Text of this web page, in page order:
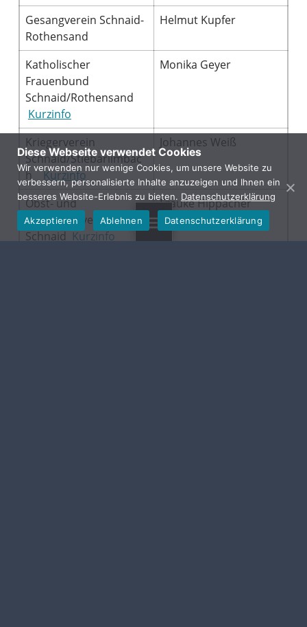
MENU
Gesangverein Schnaid-
Rothensand
Helmut Kupfer
Katholischer
Frauenbund
Schnaid/Rothensand
Kurzinfo
Monika Geyer
Kriegerverein
Schnaid/Stiebarlimbac
hKurzinfo
Johannes Weiß
Obst- und
Gartenbauverein
SchnaidKurzinfo
Frauke Hippacher
Diese Webseite verwendet Cookies
Wir verwenden nur wenige Cookies, um unsere Website zu
verbessern, personalisierte Inhalte anzuzeigen und Ihnen ein
besseres Website-Erlebnis zu bieten. Datenschutzerklärung
Akzeptieren Ablehnen Datenschutzerklärung